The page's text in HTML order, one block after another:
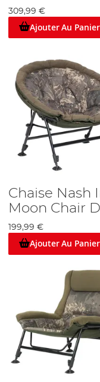
309,99 €
Ajouter Au Panier
Chaise Nash
Moon Chair
199,99 €
Ajouter Au Panier